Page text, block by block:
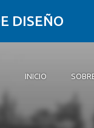
DISEÑO
INICIO
Sobre la Facultad
Postgrados y
Investigación
Vinculación con el